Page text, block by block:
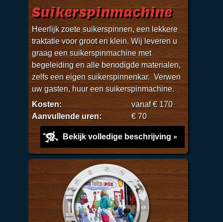
Suikerspinmachine
Heerlijk zoete suikerspinnen, een lekkere
traktatie voor groot en klein. Wij leveren u
graag een suikerspinmachine met
begeleiding en alle benodigde materialen,
zelfs een eigen suikerspinnenkar. Verwen
uw gasten, huur een suikerspinmachine.
Kosten:
vanaf € 170
Aanvullende uren:
€ 70
Bekijk volledige beschrijving